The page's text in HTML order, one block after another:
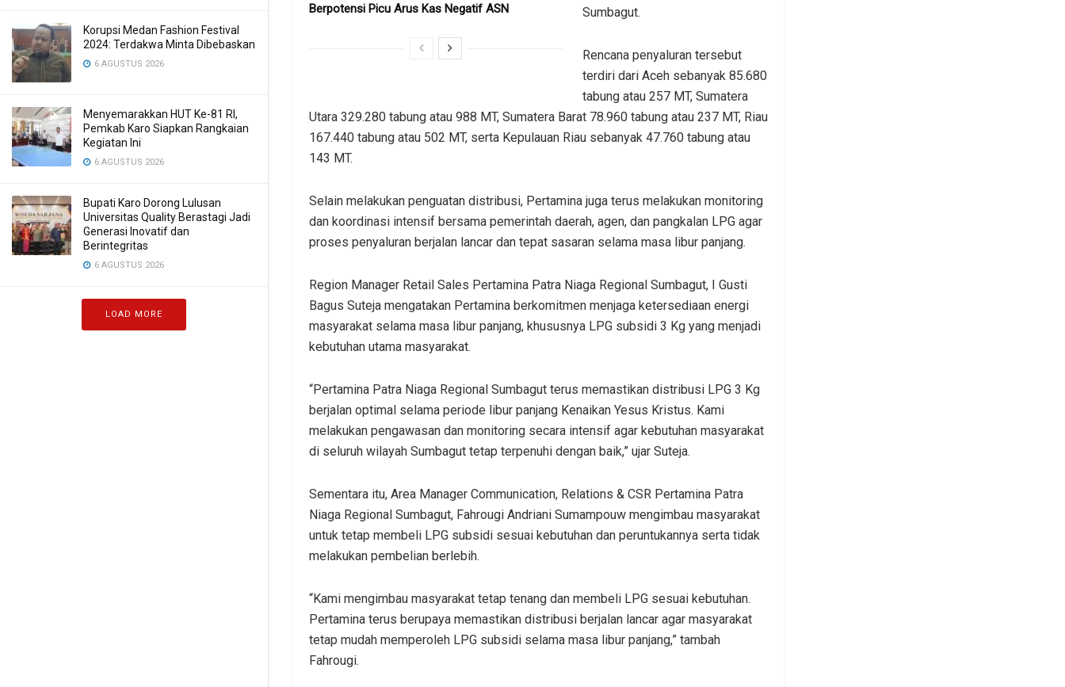
Korupsi Medan Fashion Festival
2024: Terdakwa Minta Dibebaskan
6 AGUSTUS 2026
Menyemarakkan HUT Ke-81 RI,
Pemkab Karo Siapkan Rangkaian
Kegiatan Ini
6 AGUSTUS 2026
Bupati Karo Dorong Lulusan
Universitas Quality Berastagi Jadi
Generasi Inovatif dan
Berintegritas
6 AGUSTUS 2026
LOAD MORE
Berpotensi Picu Arus Kas Negatif ASN
Sumbagut.
Rencana penyaluran tersebut
terdiri dari Aceh sebanyak 85.680
tabung atau 257 MT, Sumatera
Utara 329.280 tabung atau 988 MT, Sumatera Barat 78.960 tabung atau 237 MT, Riau
167.440 tabung atau 502 MT, serta Kepulauan Riau sebanyak 47.760 tabung atau
143 MT.
Selain melakukan penguatan distribusi, Pertamina juga terus melakukan monitoring
dan koordinasi intensif bersama pemerintah daerah, agen, dan pangkalan LPG agar
proses penyaluran berjalan lancar dan tepat sasaran selama masa libur panjang.
Region Manager Retail Sales Pertamina Patra Niaga Regional Sumbagut, I Gusti
Bagus Suteja mengatakan Pertamina berkomitmen menjaga ketersediaan energi
masyarakat selama masa libur panjang, khususnya LPG subsidi 3 Kg yang menjadi
kebutuhan utama masyarakat.
“Pertamina Patra Niaga Regional Sumbagut terus memastikan distribusi LPG 3 Kg
berjalan optimal selama periode libur panjang Kenaikan Yesus Kristus. Kami
melakukan pengawasan dan monitoring secara intensif agar kebutuhan masyarakat
di seluruh wilayah Sumbagut tetap terpenuhi dengan baik,” ujar Suteja.
Sementara itu, Area Manager Communication, Relations & CSR Pertamina Patra
Niaga Regional Sumbagut, Fahrougi Andriani Sumampouw mengimbau masyarakat
untuk tetap membeli LPG subsidi sesuai kebutuhan dan peruntukannya serta tidak
melakukan pembelian berlebih.
“Kami mengimbau masyarakat tetap tenang dan membeli LPG sesuai kebutuhan.
Pertamina terus berupaya memastikan distribusi berjalan lancar agar masyarakat
tetap mudah memperoleh LPG subsidi selama masa libur panjang,” tambah
Fahrougi.